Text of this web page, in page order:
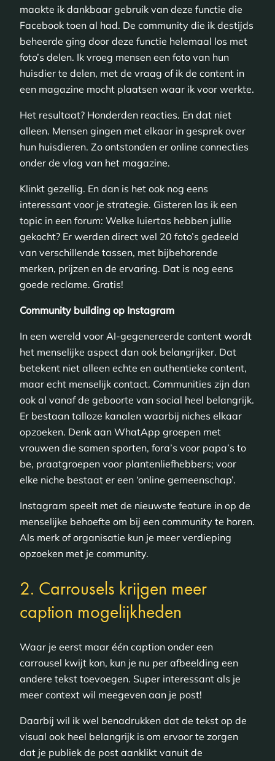
maakte ik dankbaar gebruik van deze functie die
Facebook toen al had. De community die ik destijds
beheerde ging door deze functie helemaal los met
foto’s delen. Ik vroeg mensen een foto van hun
huisdier te delen, met de vraag of ik de content in
een magazine mocht plaatsen waar ik voor werkte.
Het resultaat? Honderden reacties. En dat niet
alleen. Mensen gingen met elkaar in gesprek over
hun huisdieren. Zo ontstonden er online connecties
onder de vlag van het magazine.
Klinkt gezellig. En dan is het ook nog eens
interessant voor je strategie. Gisteren las ik een
topic in een forum: Welke luiertas hebben jullie
gekocht? Er werden direct wel 20 foto’s gedeeld
van verschillende tassen, met bijbehorende
merken, prijzen en de ervaring. Dat is nog eens
goede reclame. Gratis!
Community building op Instagram
In een wereld voor AI-gegenereerde content wordt
het menselijke aspect dan ook belangrijker. Dat
betekent niet alleen echte en authentieke content,
maar echt menselijk contact. Communities zijn dan
ook al vanaf de geboorte van social heel belangrijk.
Er bestaan talloze kanalen waarbij niches elkaar
opzoeken. Denk aan WhatApp groepen met
vrouwen die samen sporten, fora’s voor papa’s to
be, praatgroepen voor plantenliefhebbers; voor
elke niche bestaat er een ‘online gemeenschap’.
Instagram speelt met de nieuwste feature in op de
menselijke behoefte om bij een community te horen.
Als merk of organisatie kun je meer verdieping
opzoeken met je community.
2. Carrousels krijgen meer
caption mogelijkheden
Waar je eerst maar één caption onder een
carrousel kwijt kon, kun je nu per afbeelding een
andere tekst toevoegen. Super interessant als je
meer context wil meegeven aan je post!
Daarbij wil ik wel benadrukken dat de tekst op de
visual ook heel belangrijk is om ervoor te zorgen
dat je publiek de post aanklikt vanuit de